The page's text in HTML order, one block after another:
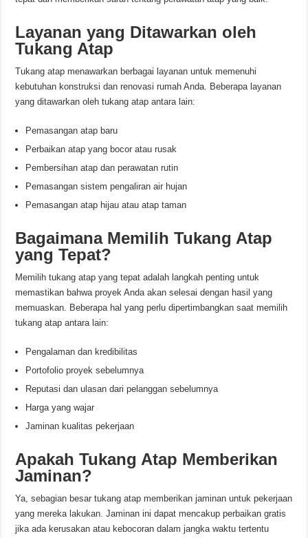
Layanan yang Ditawarkan oleh
Tukang Atap
Tukang atap menawarkan berbagai layanan untuk memenuhi
kebutuhan konstruksi dan renovasi rumah Anda. Beberapa layanan
yang ditawarkan oleh tukang atap antara lain:
Pemasangan atap baru
Perbaikan atap yang bocor atau rusak
Pembersihan atap dan perawatan rutin
Pemasangan sistem pengaliran air hujan
Pemasangan atap hijau atau atap taman
Bagaimana Memilih Tukang Atap
yang Tepat?
Memilih tukang atap yang tepat adalah langkah penting untuk
memastikan bahwa proyek Anda akan selesai dengan hasil yang
memuaskan. Beberapa hal yang perlu dipertimbangkan saat memilih
tukang atap antara lain:
Pengalaman dan kredibilitas
Portofolio proyek sebelumnya
Reputasi dan ulasan dari pelanggan sebelumnya
Harga yang wajar
Jaminan kualitas pekerjaan
Apakah Tukang Atap Memberikan
Jaminan?
Ya, sebagian besar tukang atap memberikan jaminan untuk pekerjaan
yang mereka lakukan. Jaminan ini dapat mencakup perbaikan gratis
jika ada kerusakan atau kebocoran dalam jangka waktu tertentu